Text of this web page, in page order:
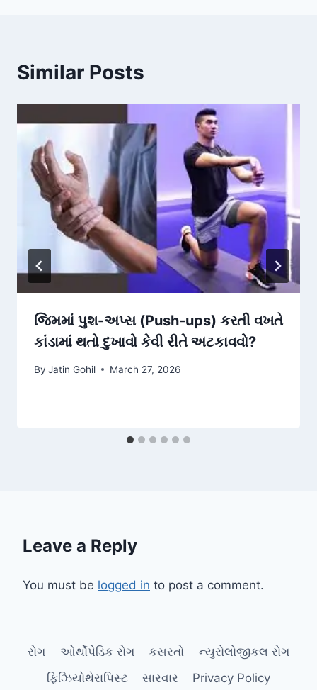
Similar Posts
જિમમાં પુશ-અપ્સ (Push-ups) કરતી વખતે
કાંડામાં થતો દુખાવો કેવી રીતે અટકાવવો?
By Jatin Gohil March 27, 2026
Leave a Reply
You must be logged in to post a comment.
રોગ ઓર્થોપેડિક રોગ કસરતો
ન્યુરોલોજીકલ રોગ
ફિઝિયોથેરાપિસ્ટ
સારવાર Privacy Policy